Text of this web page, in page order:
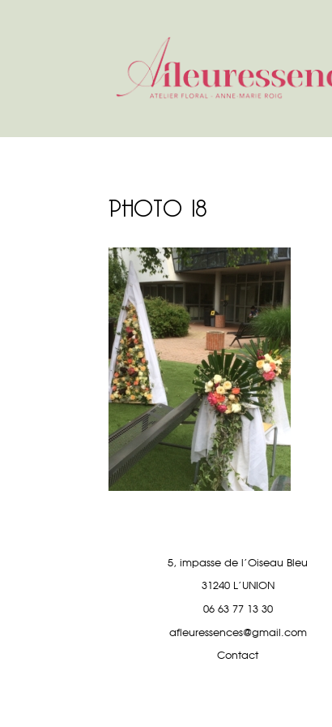
PHOTO 18
5, impasse de l'Oiseau Bleu
31240 L'UNION
06 63 77 13 30
afleuressences@gmail.com
Contact